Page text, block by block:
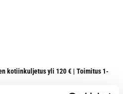
kotiinkuljetus yli 120 € | Toimitus 1-